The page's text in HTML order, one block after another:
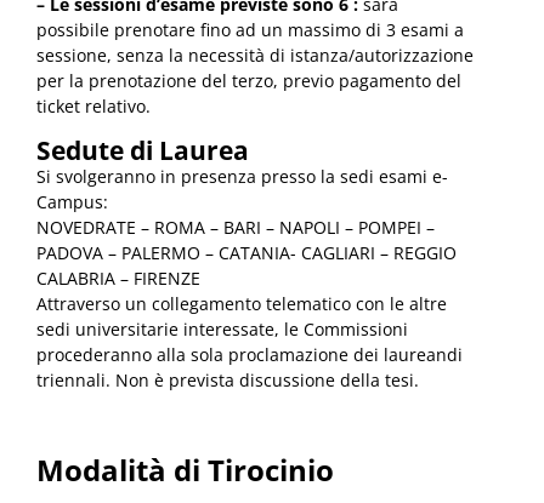
– Le sessioni d’esame previste sono 6 : sarà
possibile prenotare fino ad un massimo di 3 esami a
sessione, senza la necessità di istanza/autorizzazione
per la prenotazione del terzo, previo pagamento del
ticket relativo.
Sedute di Laurea
Si svolgeranno in presenza presso la sedi esami e-
Campus:
NOVEDRATE – ROMA – BARI – NAPOLI – POMPEI –
PADOVA – PALERMO – CATANIA- CAGLIARI – REGGIO
CALABRIA – FIRENZE
Attraverso un collegamento telematico con le altre
sedi universitarie interessate, le Commissioni
procederanno alla sola proclamazione dei laureandi
triennali. Non è prevista discussione della tesi.
Modalità di Tirocinio